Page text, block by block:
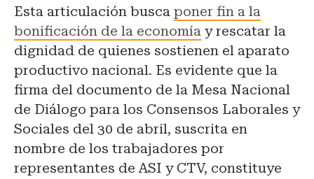
Esta articulación busca poner fin a la
bonificación de la economía y rescatar la
dignidad de quienes sostienen el aparato
productivo nacional. Es evidente que la
firma del documento de la Mesa Nacional
de Diálogo para los Consensos Laborales y
Sociales del 30 de abril, suscrita en
nombre de los trabajadores por
representantes de ASI y CTV, constituye